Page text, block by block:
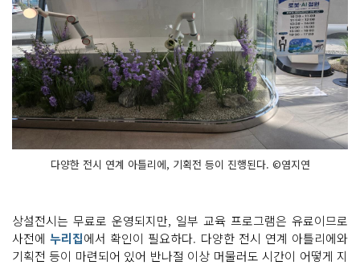
다양한 전시 연계 아틀리에, 기획전 등이 진행된다. ©염지연
상설전시는 무료로 운영되지만, 일부 교육 프로그램은 유료이므로
사전에누리집에서 확인이 필요하다. 다양한 전시 연계 아틀리에와
기획전 등이 마련되어 있어 반나절 이상 머물러도 시간이 어떻게 지